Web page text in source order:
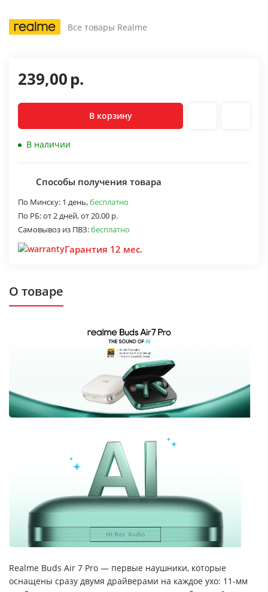
Все товары Realme
239,00р.
В корзину
В наличии
Способы получения товара
По Минску: 1 день,бесплатно
По РБ:от 2 дней,от 20.00 р.
Самовывоз из ПВЗ:бесплатно
Гарантия 12 мес.
О товаре
Realme Buds Air 7 Pro — первые наушники, которые
оснащены сразу двумя драйверами на каждое ухо: 11-мм